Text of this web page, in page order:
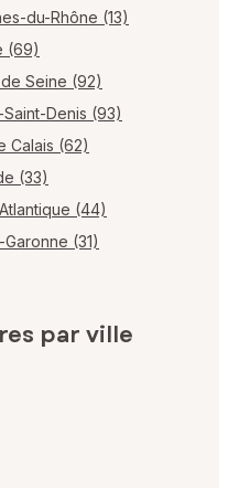
du-Rhône (13)
(69)
Seine (92)
Denis (93)
Calais (62)
(33)
(44)
(31)
par ville